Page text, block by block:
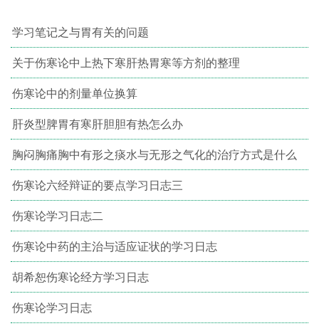
学习笔记之与胃有关的问题
关于伤寒论中上热下寒肝热胃寒等方剂的整理
伤寒论中的剂量单位换算
肝炎型脾胃有寒肝胆胆有热怎么办
胸闷胸痛胸中有形之痰水与无形之气化的治疗方式是什么
伤寒论六经辩证的要点学习日志三
伤寒论学习日志二
伤寒论中药的主治与适应证状的学习日志
胡希恕伤寒论经方学习日志
伤寒论学习日志